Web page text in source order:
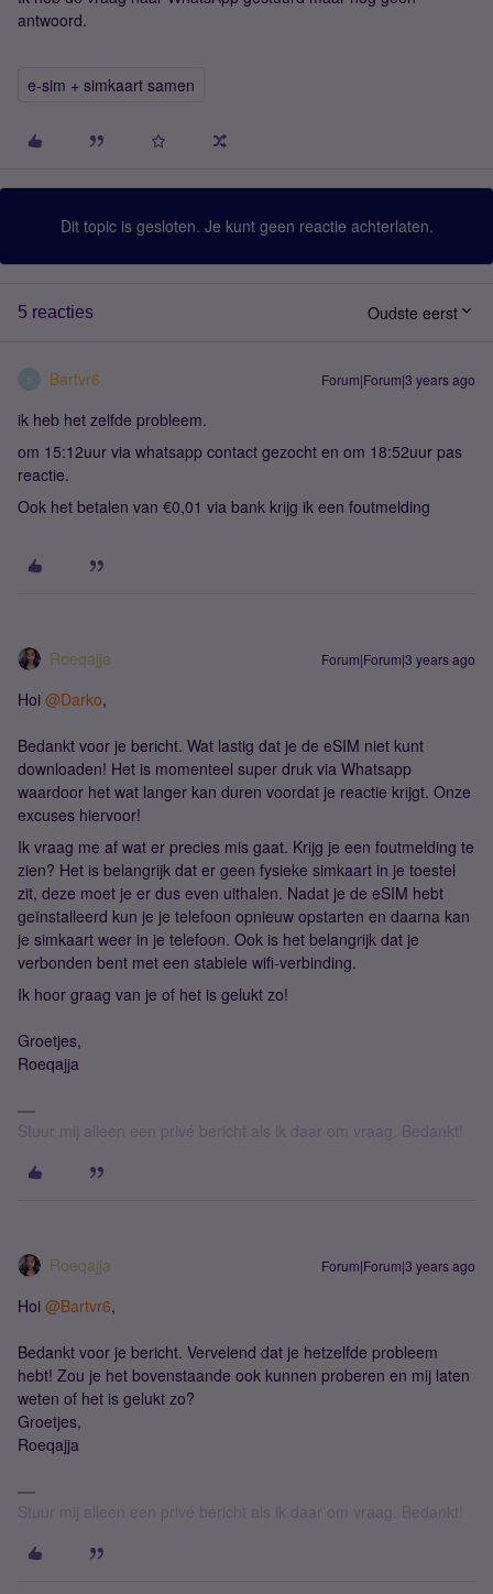
antwoord.
e-sim + simkaart samen
Dit topic is gesloten. Je kunt geen reactie achterlaten.
5 reacties Oudste eerst
Bartvr6 Forum|Forum|3 years ago
ik heb het zelfde probleem.
om 15:12uur via whatsapp contact gezocht en om 18:52uur pas
reactie.
Ook het betalen van €0,01 via bank krijg ik een foutmelding
Roeqajja Forum|Forum|3 years ago
Hoi @Darko,
Bedankt voor je bericht. Wat lastig dat je de eSIM niet kunt
downloaden! Het is momenteel super druk via Whatsapp
waardoor het wat langer kan duren voordat je reactie krijgt. Onze
excuses hiervoor!
Ik vraag me af wat er precies mis gaat. Krijg je een foutmelding te
zien? Het is belangrijk dat er geen fysieke simkaart in je toestel
zit, deze moet je er dus even uithalen. Nadat je de eSIM hebt
geïnstalleerd kun je je telefoon opnieuw opstarten en daarna kan
je simkaart weer in je telefoon. Ook is het belangrijk dat je
verbonden bent met een stabiele wifi-verbinding.
Ik hoor graag van je of het is gelukt zo!
Groetjes,
Roeqajja
Stuur mij alleen een privé bericht als ik daar om vraag. Bedankt!
Roeqajja Forum|Forum|3 years ago
Hoi @Bartvr6,
Bedankt voor je bericht. Vervelend dat je hetzelfde probleem
hebt! Zou je het bovenstaande ook kunnen proberen en mij laten
weten of het is gelukt zo?
Groetjes,
Roeqajja
Stuur mij alleen een privé bericht als ik daar om vraag. Bedankt!